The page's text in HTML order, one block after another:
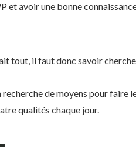
et avoir une bonne
tout, il faut donc savoir
de moyens pour faire
qualités chaque jour.